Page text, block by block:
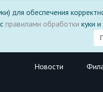
для обеспечения
правилами обработки куки
Новости